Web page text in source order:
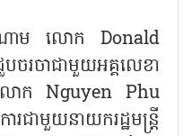
តណាម លោក Donald
ចាជាមួយអគ្គលេខា
លោក Nguyen Phu
មួយនាយករដ្ឋមន្ត្រី